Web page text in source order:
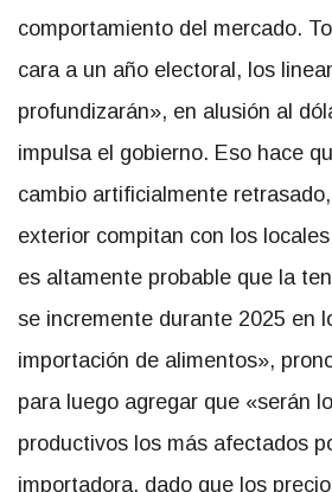
comportamiento del mercado.
cara a un año electoral, los
profundizarán», en alusión al
impulsa el gobierno. Eso hace
cambio artificialmente
exterior compitan con los
es altamente probable que la
se incremente durante 2025 en
importación de alimentos»,
para luego agregar que «serán
productivos los más afectados
importadora, dado que los